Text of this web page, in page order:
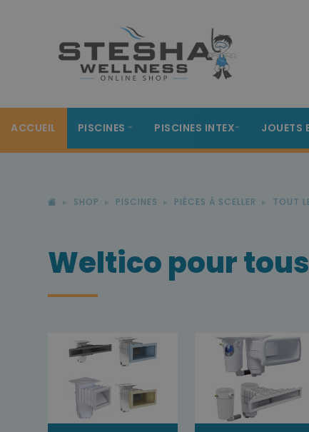
ACCUEIL PISCINES PISCINES INTEX JOUETS
SHOP PISCINES PIÈCES À SCELLER TOUT
Weltico pour